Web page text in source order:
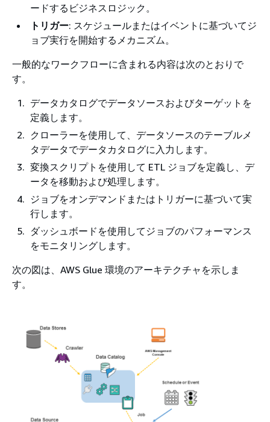
ードするビジネスロジック。
トリガー: スケジュールまたはイベントに基づいてジ
ョブ実行を開始するメカニズム。
一般的なワークフローに含まれる内容は次のとおりで
す。
データカタログでデータソースおよびターゲットを
定義します。
クローラーを使用して、データソースのテーブルメ
タデータでデータカタログに入力します。
変換スクリプトを使用して ETL ジョブを定義し、デ
ータを移動および処理します。
ジョブをオンデマンドまたはトリガーに基づいて実
行します。
ダッシュボードを使用してジョブのパフォーマンス
をモニタリングします。
次の図は、AWS Glue 環境のアーキテクチャを示しま
す。